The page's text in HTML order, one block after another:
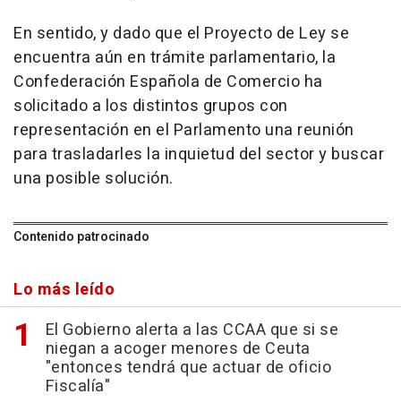
En sentido, y dado que el Proyecto de Ley se
encuentra aún en trámite parlamentario, la
Confederación Española de Comercio ha
solicitado a los distintos grupos con
representación en el Parlamento una reunión
para trasladarles la inquietud del sector y buscar
una posible solución.
Contenido patrocinado
Lo más leído
El Gobierno alerta a las CCAA que si se
niegan a acoger menores de Ceuta
"entonces tendrá que actuar de oficio
Fiscalía"